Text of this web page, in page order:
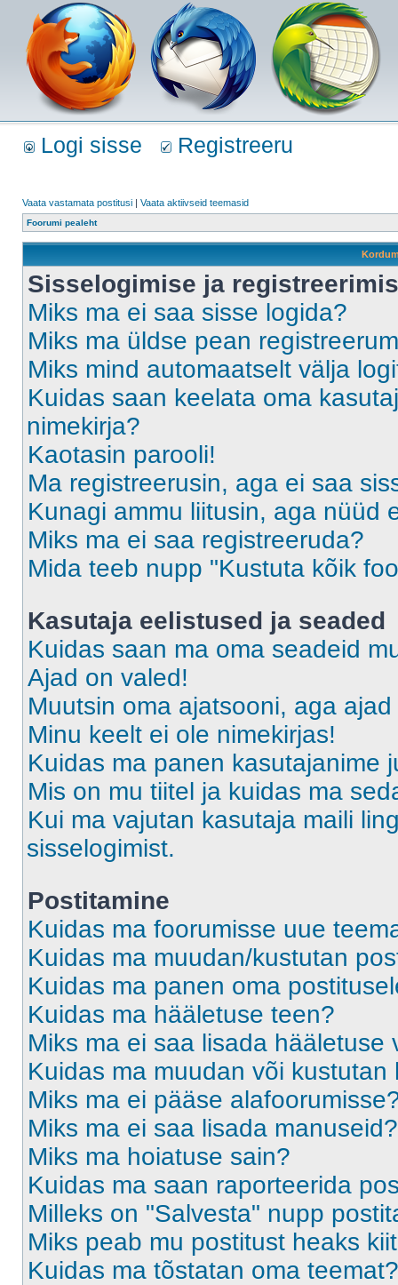
Logi sisse Registreeru
Vaata vastamata postitusi | Vaata aktiivseid teemasid
Foorumi pealeht
Sisselogimise ja
Miks ma ei saa sisse logida?
Miks ma üldse pean
Miks mind automaatselt välja
Kuidas saan keelata oma
nimekirja?
Kaotasin parooli!
Ma registreerusin, aga ei saa
Kunagi ammu liitusin, aga nüüd
Miks ma ei saa registreeruda?
Mida teeb nupp "Kustuta kõik
Kasutaja eelistused ja seaded
Kuidas saan ma oma seadeid
Ajad on valed!
Muutsin oma ajatsooni, aga
Minu keelt ei ole nimekirjas!
Kuidas ma panen kasutajanime
Mis on mu tiitel ja kuidas ma
Kui ma vajutan kasutaja maili
sisselogimist.
Postitamine
Kuidas ma foorumisse uue
Kuidas ma muudan/kustutan
Kuidas ma panen oma
Kuidas ma hääletuse teen?
Miks ma ei saa lisada hääletuse
Kuidas ma muudan või kustutan
Miks ma ei pääse
Miks ma ei saa lisada manuseid?
Miks ma hoiatuse sain?
Kuidas ma saan raporteerida
Milleks on "Salvesta" nupp
Miks peab mu postitust heaks
Kuidas ma tõstatan oma teemat?